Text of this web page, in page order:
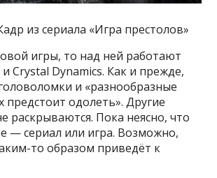
из сериала «Игра престолов»
игры, то над ней работают
и Crystal Dynamics. Как и прежде,
и «разнообразные
предстоит одолеть». Другие
раскрываются. Пока неясно, что
— сериал или игра. Возможно,
то образом приведёт к